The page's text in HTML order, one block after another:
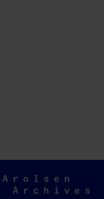
Arolsen
Archives